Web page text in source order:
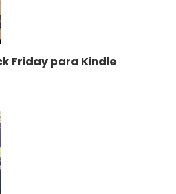
Friday para Kindle